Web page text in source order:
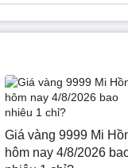
Giá vàng 9999 Mi
hôm nay 4/8/2026